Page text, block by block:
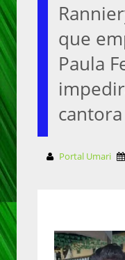
que
Paula
Portal Umari